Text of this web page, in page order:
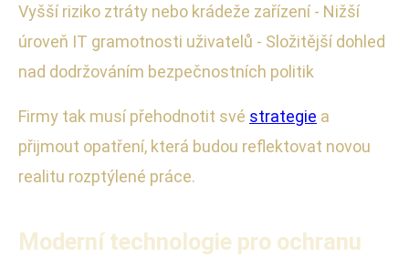
Vyšší riziko ztráty nebo krádeže zařízení - Nižší
úroveň IT gramotnosti uživatelů - Složitější dohled
nad dodržováním bezpečnostních politik
Firmy tak musí přehodnotit své strategie a
přijmout opatření, která budou reflektovat novou
realitu rozptýlené práce.
Moderní technologie pro ochranu